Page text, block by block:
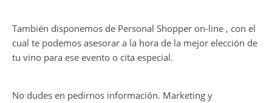
También disponemos de Personal Shopper on-line , con el
cual te podemos asesorar a la hora de la mejor elección de
tu vino para ese evento o cita especial.
No dudes en pedirnos información. Marketing y